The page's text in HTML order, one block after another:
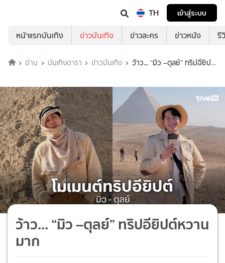
TH
เข้าสู่ระบบ
หน้าแรกบันเทิง
ข่าวบันเทิง ข่าวละคร ข่าวหนัง รี
อ่าน บันเทิงดารา ข่าวบันเทิง
ว้าว... “มิว –ตุลย์” ทริปอียิปต์
ว้าว... “มิว –ตุลย์” ทริปอียิปต์หวาน
มาก